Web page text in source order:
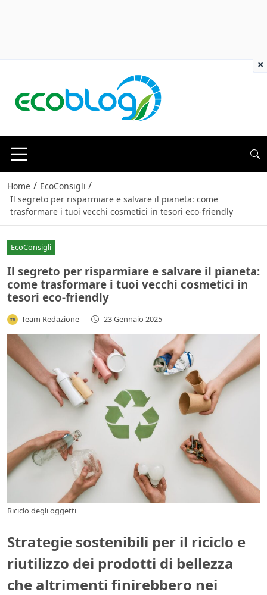
Home / EcoConsigli /
Il segreto per risparmiare e salvare il pianeta: come
trasformare i tuoi vecchi cosmetici in tesori eco-friendly
EcoConsigli
Il segreto per risparmiare e salvare il pianeta:
come trasformare i tuoi vecchi cosmetici in
tesori eco-friendly
Team Redazione - 23 Gennaio 2025
Riciclo degli oggetti
Strategie sostenibili per il riciclo e
riutilizzo dei prodotti di bellezza
che altrimenti finirebbero nei
×